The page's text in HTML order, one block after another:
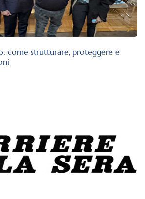
come strutturare, proteggere e